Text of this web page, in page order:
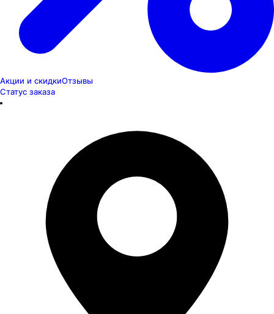
Акции и скидкиОтзывы
Статус заказа